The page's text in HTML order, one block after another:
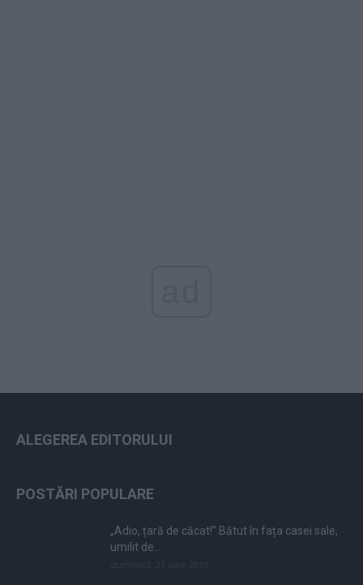
ALEGEREA EDITORULUI
POSTĂRI POPULARE
„Adio, țară de căcat!” Bătut în fața casei sale,
umilit de...